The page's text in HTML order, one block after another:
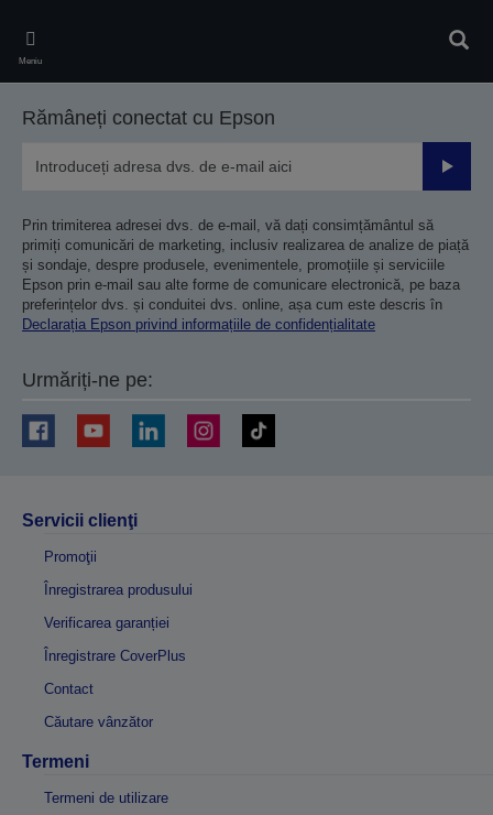
main
content
Meniu
Rămâneți conectat cu Epson
Prin trimiterea adresei dvs. de e-mail, vă dați consimțământul să
primiți comunicări de marketing, inclusiv realizarea de analize de piață
și sondaje, despre produsele, evenimentele, promoțiile și serviciile
Epson prin e-mail sau alte forme de comunicare electronică, pe baza
preferințelor dvs. și conduitei dvs. online, așa cum este descris în
Declarația Epson privind informațiile de confidențialitate
Urmăriți-ne pe:
Servicii clienţi
Promoţii
Înregistrarea produsului
Verificarea garanției
Înregistrare CoverPlus
Contact
Căutare vânzător
Termeni
Termeni de utilizare